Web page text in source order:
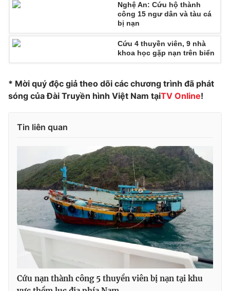
Emagazine Podcast
Photo Infographic
VTV Sức khoẻ Bất động sản
Thị trường 24h Tấm lòng Việt
VTV4 Vươn mình bằng AI
VTV9 VTV8
Liên hệ tòa soạn English
Nghệ An: Cứu hộ thành
công 15 ngư dân và tàu cá
bị nạn
Cứu 4 thuyền viên, 9 nhà
khoa học gặp nạn trên biển
* Mời quý độc giả theo dõi các chương trình đã phát
sóng của Đài Truyền hình Việt Nam tạiTV Online!
Tin liên quan
Cứu nạn thành công 5 thuyền viên bị nạn tại khu